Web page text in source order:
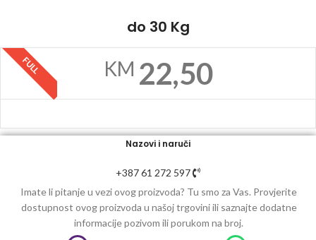
do 30 Kg
FULL KM 22,50
Nazovi i naruči
+387 61 272 597
Imate li pitanje u vezi ovog proizvoda? Tu smo za Vas. Provjerite
dostupnost ovog proizvoda u našoj trgovini ili saznajte dodatne
informacije pozivom ili porukom na broj.